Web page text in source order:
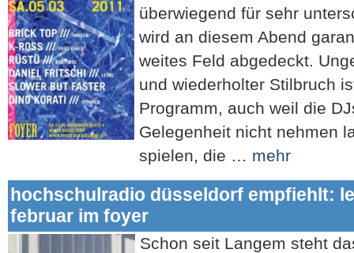
überwiegend für sehr
wird an diesem Abend
weites Feld abgedeckt.
und wiederholter Stilbruch
Programm, auch weil die
Gelegenheit nicht nehmen
spielen, die … mehr
hochschulradio düsseldorf empfiehlt:
februar im foyer
Schon seit Langem steht